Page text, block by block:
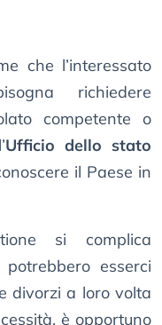
che l’interessato
richiedere
competente o
Ufficio dello stato
il Paese in
si complica
esserci
divorzi a loro volta
è opportuno